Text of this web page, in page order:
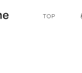
TOP